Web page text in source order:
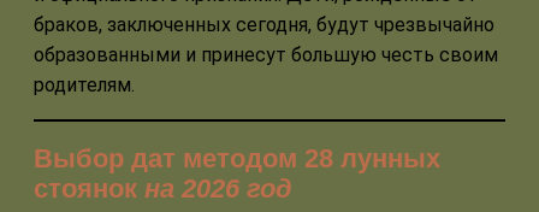
браков, заключенных сегодня, будут чрезвычайно
образованными и принесут большую честь своим
родителям.
Выбор дат методом 28 лунных
стоянок на 2026 год